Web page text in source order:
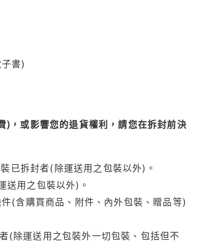
書)
，或影響您的退貨權利，請您在拆封前決
已拆封者(除運送用之包裝以外)。
送用之包裝以外)。
(含購買商品、附件、內外包裝、贈品等)
(除運送用之包裝外一切包裝、包括但不